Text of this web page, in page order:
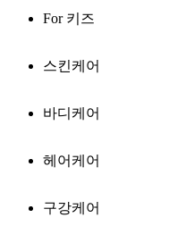
For 키즈
스킨케어
바디케어
헤어케어
구강케어